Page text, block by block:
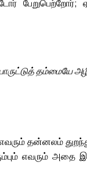
பேறுபெற்றோர்;
தம்மையே
எவரும் தன்னலம்
எவரும் அதை